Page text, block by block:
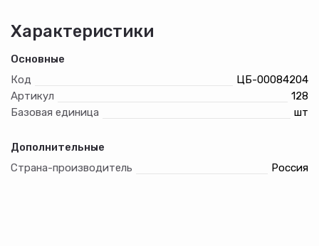
Характеристики
Основные
Код
ЦБ-00084204
Артикул
128
Базовая единица
шт
Дополнительные
Страна-производитель
Россия